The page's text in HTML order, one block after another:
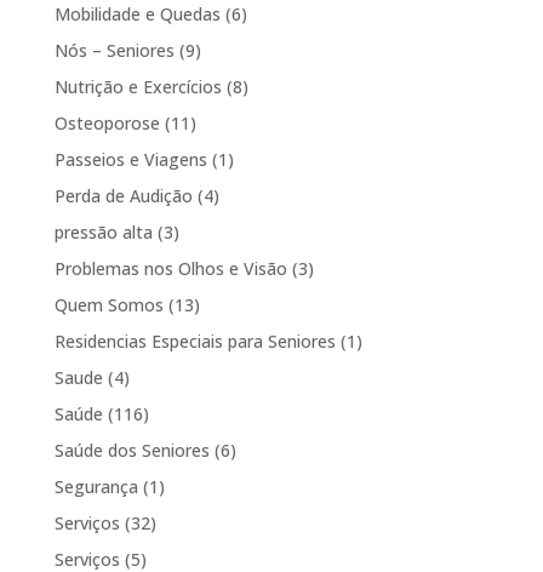
Mobilidade e Quedas (6)
Nós – Seniores (9)
Nutrição e Exercícios (8)
Osteoporose (11)
Passeios e Viagens (1)
Perda de Audição (4)
pressão alta (3)
Problemas nos Olhos e Visão (3)
Quem Somos (13)
Residencias Especiais para Seniores (1)
Saude (4)
Saúde (116)
Saúde dos Seniores (6)
Segurança (1)
Serviços (32)
Serviços (5)